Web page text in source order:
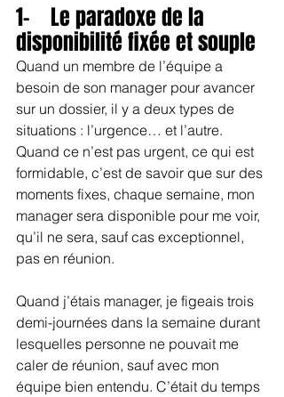
1-    Le paradoxe de la
disponibilité fixée et souple
Quand un membre de l’équipe a
besoin de son manager pour avancer
sur un dossier, il y a deux types de
situations : l’urgence… et l’autre.
Quand ce n’est pas urgent, ce qui est
formidable, c’est de savoir que sur des
moments fixes, chaque semaine, mon
manager sera disponible pour me voir,
qu’il ne sera, sauf cas exceptionnel,
pas en réunion.
Quand j’étais manager, je figeais trois
demi-journées dans la semaine durant
lesquelles personne ne pouvait me
caler de réunion, sauf avec mon
équipe bien entendu. C’était du temps